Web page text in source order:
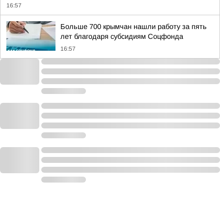
16:57
Больше 700 крымчан нашли работу за пять
лет благодаря субсидиям Соцфонда
16:57